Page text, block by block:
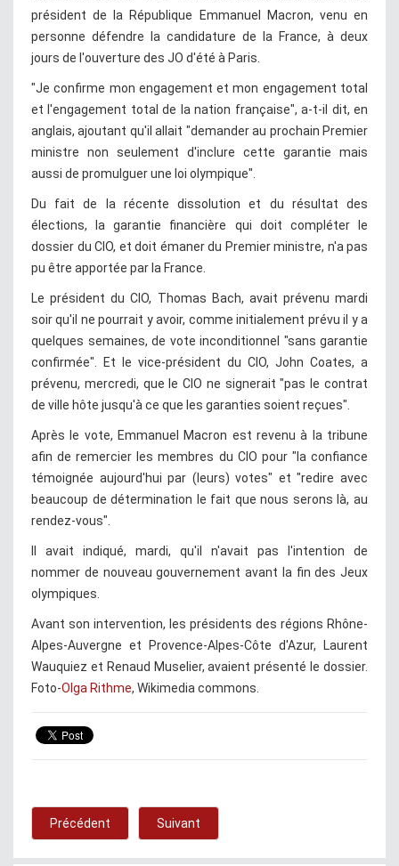
président de la République Emmanuel Macron, venu en
personne défendre la candidature de la France, à deux
jours de l'ouverture des JO d'été à Paris.
"Je confirme mon engagement et mon engagement total
et l'engagement total de la nation française", a-t-il dit, en
anglais, ajoutant qu'il allait "demander au prochain Premier
ministre non seulement d'inclure cette garantie mais
aussi de promulguer une loi olympique".
Du fait de la récente dissolution et du résultat des
élections, la garantie financière qui doit compléter le
dossier du CIO, et doit émaner du Premier ministre, n'a pas
pu être apportée par la France.
Le président du CIO, Thomas Bach, avait prévenu mardi
soir qu'il ne pourrait y avoir, comme initialement prévu il y a
quelques semaines, de vote inconditionnel "sans garantie
confirmée". Et le vice-président du CIO, John Coates, a
prévenu, mercredi, que le CIO ne signerait "pas le contrat
de ville hôte jusqu'à ce que les garanties soient reçues".
Après le vote, Emmanuel Macron est revenu à la tribune
afin de remercier les membres du CIO pour "la confiance
témoignée aujourd'hui par (leurs) votes" et "redire avec
beaucoup de détermination le fait que nous serons là, au
rendez-vous".
Il avait indiqué, mardi, qu'il n'avait pas l'intention de
nommer de nouveau gouvernement avant la fin des Jeux
olympiques.
Avant son intervention, les présidents des régions Rhône-
Alpes-Auvergne et Provence-Alpes-Côte d'Azur, Laurent
Wauquiez et Renaud Muselier, avaient présenté le dossier.
Foto-Olga Rithme, Wikimedia commons.
Précédent Suivant